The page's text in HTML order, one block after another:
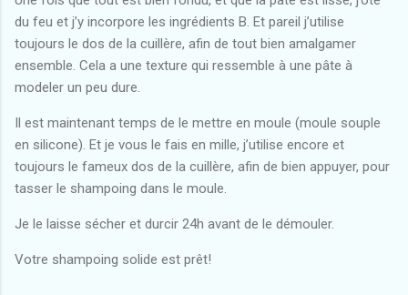
du feu et j’y incorpore les ingrédients B. Et pareil j’utilise
toujours le dos de la cuillère, afin de tout bien amalgamer
ensemble. Cela a une texture qui ressemble à une pâte à
modeler un peu dure.
Il est maintenant temps de le mettre en moule (moule souple
en silicone). Et je vous le fais en mille, j’utilise encore et
toujours le fameux dos de la cuillère, afin de bien appuyer, pour
tasser le shampoing dans le moule.
Je le laisse sécher et durcir 24h avant de le démouler.
Votre shampoing solide est prêt!